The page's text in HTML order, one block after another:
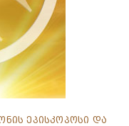
ეპისკოპოსი და